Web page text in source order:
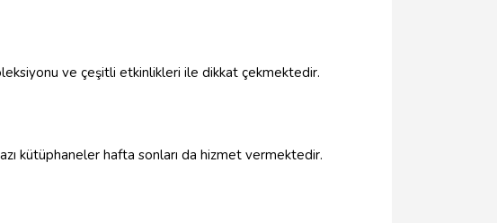
ve çeşitli etkinlikleri ile dikkat çekmektedir.
kütüphaneler hafta sonları da hizmet vermektedir.